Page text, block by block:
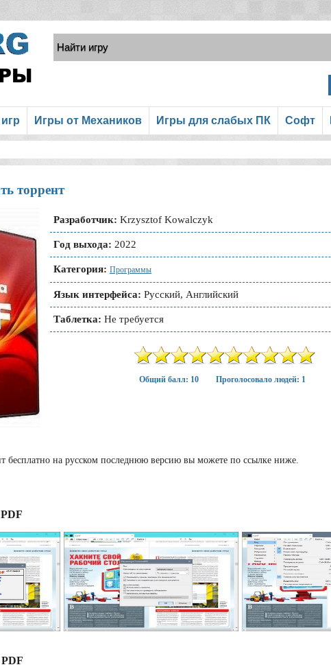
Игры от Механиков Игры для слабых ПК Софт
торрент
Разработчик: Krzysztof Kowalczyk
Год выхода: 2022
Категория: Программы
Язык интерфейса: Русский, Английский
Таблетка: Не требуется
Общий балл: 10 Проголосовало людей: 1
бесплатно на русском последнюю версию вы можете по ссылке ниже.